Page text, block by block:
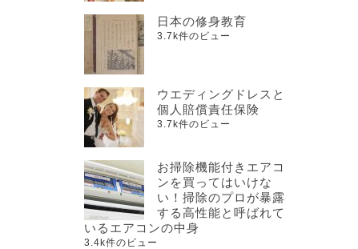
日本の修身教育
3.7k件のビュー
ウエディングドレスと
個人賠償責任保険
3.7k件のビュー
お掃除機能付きエアコ
ンを買ってはいけな
い！掃除のプロが暴露
する高性能と呼ばれて
いるエアコンの中身
3.4k件のビュー